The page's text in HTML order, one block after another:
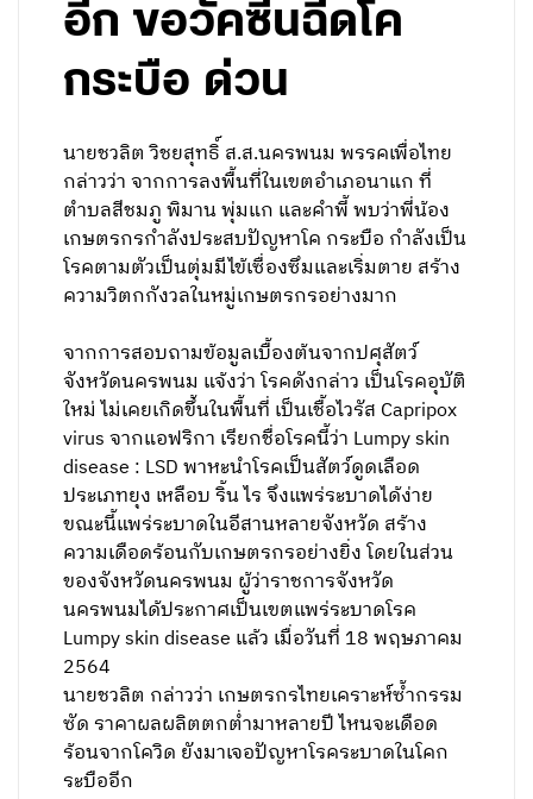
อีก ขอวัคซีนฉีดโค
กระบือ ด่วน
นายชวลิต วิชยสุทธิ์ ส.ส.นครพนม พรรคเพื่อไทย
กล่าวว่า จากการลงพื้นที่ในเขตอำเภอนาแก ที่
ตำบลสีชมภู พิมาน พุ่มแก และคำพี้ พบว่าพี่น้อง
เกษตรกรกำลังประสบปัญหาโค กระบือ กำลังเป็น
โรคตามตัวเป็นตุ่มมีไข้เซื่องซึมและเริ่มตาย สร้าง
ความวิตกกังวลในหมู่เกษตรกรอย่างมาก
จากการสอบถามข้อมูลเบื้องต้นจากปศุสัตว์
จังหวัดนครพนม แจ้งว่า โรคดังกล่าว เป็นโรคอุบัติ
ใหม่ ไม่เคยเกิดขึ้นในพื้นที่ เป็นเชื้อไวรัส Capripox
virus จากแอฟริกา เรียกชื่อโรคนี้ว่า Lumpy skin
disease : LSD พาหะนำโรคเป็นสัตว์ดูดเลือด
ประเภทยุง เหลือบ ริ้น ไร จึงแพร่ระบาดได้ง่าย
ขณะนี้แพร่ระบาดในอีสานหลายจังหวัด สร้าง
ความเดือดร้อนกับเกษตรกรอย่างยิ่ง โดยในส่วน
ของจังหวัดนครพนม ผู้ว่าราชการจังหวัด
นครพนมได้ประกาศเป็นเขตแพร่ระบาดโรค
Lumpy skin disease แล้ว เมื่อวันที่ 18 พฤษภาคม
2564
นายชวลิต กล่าวว่า เกษตรกรไทยเคราะห์ซ้ำกรรม
ซัด ราคาผลผลิตตกต่ำมาหลายปี ไหนจะเดือด
ร้อนจากโควิด ยังมาเจอปัญหาโรคระบาดในโคก
ระบืออีก